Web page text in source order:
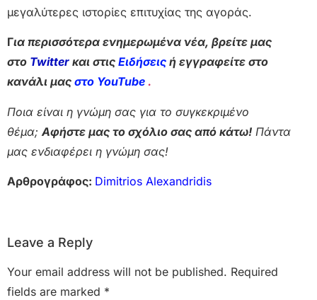
μεγαλύτερες ιστορίες επιτυχίας της αγοράς.
Για περισσότερα ενημερωμένα νέα, βρείτε μας
στο Twitter και στις Ειδήσεις ή εγγραφείτε στο
κανάλι μας στο YouTube .
Ποια είναι η γνώμη σας για το συγκεκριμένο
θέμα; Αφήστε μας το σχόλιο σας από κάτω! Πάντα
μας ενδιαφέρει η γνώμη σας!
Αρθρογράφος: Dimitrios Alexandridis
Leave a Reply
Your email address will not be published. Required
fields are marked *